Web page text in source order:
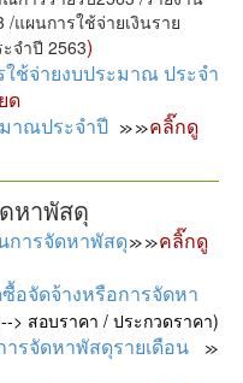
/แผนการใช้จ่ายเงินราย
จำปี 2563)
ช้จ่ายงบประมาณ ประจำ
ด
าณประจำปี
คลิ๊กดู
หาพัสดุ
การจัดหาพัสดุ
คลิ๊กดู
อจัดจ้างหรือการจัดหา
> สอบราคา / ประกวดราคา)
รจัดหาพัสดุรายเดือน